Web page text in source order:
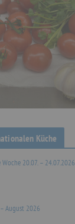
Küche
20.07. – 24.07.2026
August 2026